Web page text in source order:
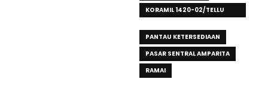
KORAMIL 1420-02/TELLU
PANTAU KETERSEDIAAN
PASAR SENTRAL AMPARITA
RAMAI